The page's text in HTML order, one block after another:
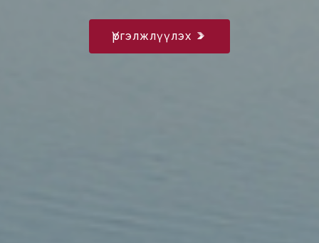
Үргэлжлүүлэх